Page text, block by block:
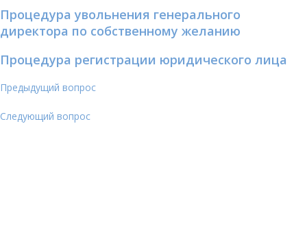
Процедура увольнения генерального
директора по собственному желанию
Процедура регистрации юридического лица
Предыдущий вопрос
Следующий вопрос